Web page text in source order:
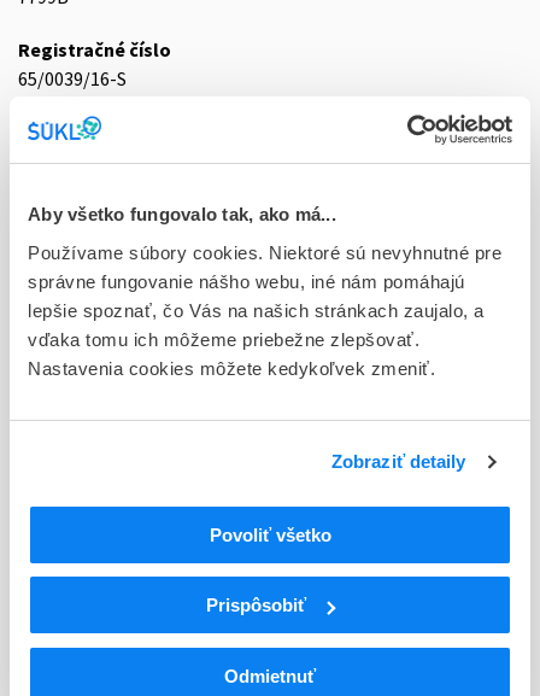
Aby všetko fungovalo tak, ako má...
Používame súbory cookies. Niektoré sú nevyhnutné pre
správne fungovanie nášho webu, iné nám pomáhajú
lepšie spoznať, čo Vás na našich stránkach zaujalo, a
vďaka tomu ich môžeme priebežne zlepšovať.
Nastavenia cookies môžete kedykoľvek zmeniť.
Zobraziť detaily
Povoliť všetko
Prispôsobiť
Odmietnuť
Registračné číslo
65/0039/16-S
Doplnok
tbl plg 56x1x5 mg/2,5 mg (blis.Al/PVC/PE/PVDC-perfor.-
Stav
D - Registrácia bez obmedzenia platnosti
Typ registračnej procedúry
Decentralizovaná
ATC
Centrálna nervová sústava
N02
N02A
Opioidné analgetiká (anodyná)
Prírodné ópiové alkaloidy